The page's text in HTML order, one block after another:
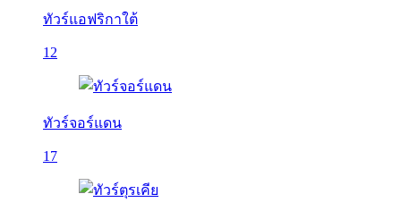
ทัวร์แอฟริกาใต้
12
ทัวร์จอร์แดน
17